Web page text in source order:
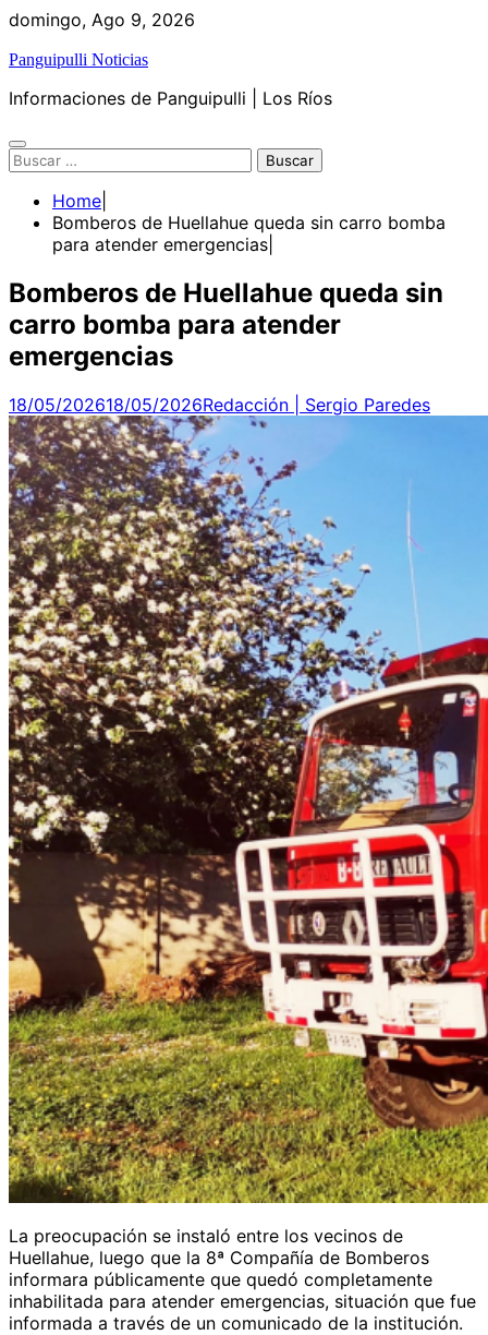
Skip
content
domingo, Ago 9, 2026
Panguipulli Noticias
Informaciones de Panguipulli | Los Ríos
Buscar:
Home
Bomberos de Huellahue queda sin carro bomba
para atender emergencias
Bomberos de Huellahue queda sin
carro bomba para atender
emergencias
18/05/202618/05/2026Redacción | Sergio Paredes
La preocupación se instaló entre los vecinos de
Huellahue, luego que la 8ª Compañía de Bomberos
informara públicamente que quedó completamente
inhabilitada para atender emergencias, situación que fue
informada a través de un comunicado de la institución.